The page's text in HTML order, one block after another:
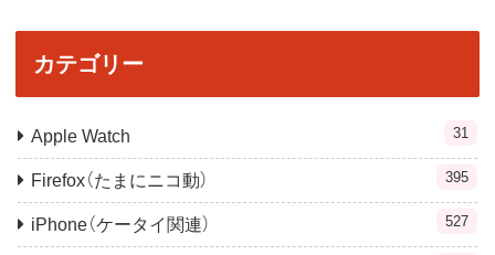
カテゴリー
Apple Watch 31
Firefox（たまにニコ動） 395
iPhone（ケータイ関連） 527